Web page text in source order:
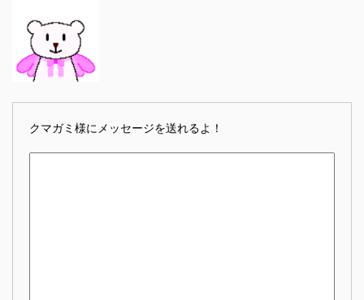
クマガミ様にメッセージを送れるよ！